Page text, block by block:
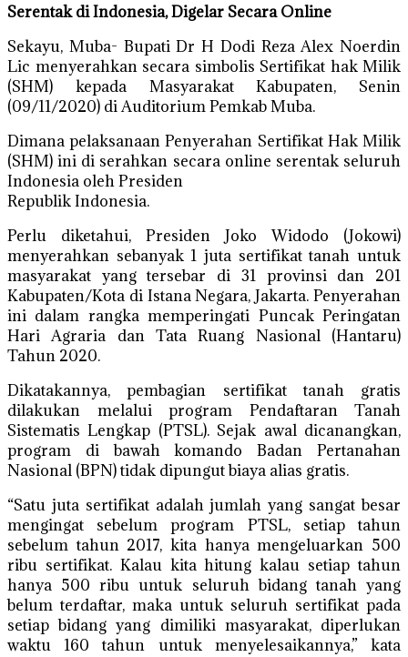
Serentak di Indonesia, Digelar Secara Online
Sekayu, Muba- Bupati Dr H Dodi Reza Alex Noerdin
Lic menyerahkan secara simbolis Sertifikat hak Milik
(SHM) kepada Masyarakat Kabupaten, Senin
(09/11/2020) di Auditorium Pemkab Muba.
Dimana pelaksanaan Penyerahan Sertifikat Hak Milik
(SHM) ini di serahkan secara online serentak seluruh
Indonesia oleh Presiden
Republik Indonesia.
Perlu diketahui, Presiden Joko Widodo (Jokowi)
menyerahkan sebanyak 1 juta sertifikat tanah untuk
masyarakat yang tersebar di 31 provinsi dan 201
Kabupaten/Kota di Istana Negara, Jakarta. Penyerahan
ini dalam rangka memperingati Puncak Peringatan
Hari Agraria dan Tata Ruang Nasional (Hantaru)
Tahun 2020.
Dikatakannya, pembagian sertifikat tanah gratis
dilakukan melalui program Pendaftaran Tanah
Sistematis Lengkap (PTSL). Sejak awal dicanangkan,
program di bawah komando Badan Pertanahan
Nasional (BPN) tidak dipungut biaya alias gratis.
“Satu juta sertifikat adalah jumlah yang sangat besar
mengingat sebelum program PTSL, setiap tahun
sebelum tahun 2017, kita hanya mengeluarkan 500
ribu sertifikat. Kalau kita hitung kalau setiap tahun
hanya 500 ribu untuk seluruh bidang tanah yang
belum terdaftar, maka untuk seluruh sertifikat pada
setiap bidang yang dimiliki masyarakat, diperlukan
waktu 160 tahun untuk menyelesaikannya,” kata